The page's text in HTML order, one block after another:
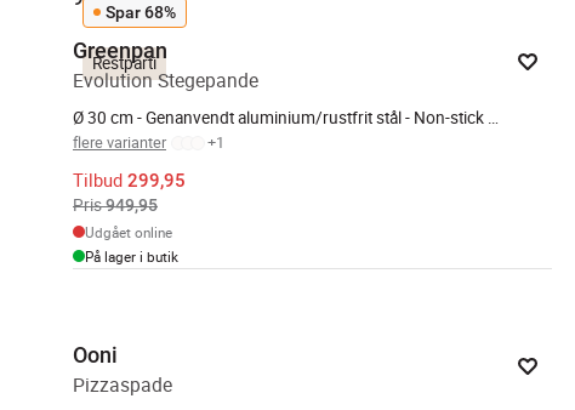
Restparti
Spar 68%
Greenpan
Evolution Stegepande
Ø 30 cm - Genanvendt aluminium/rustfrit stål - Non-stick belægning
flere varianter +1
Tilbud 299,95
Pris949,95
Udgået online
På lager i butik
Ooni
Pizzaspade